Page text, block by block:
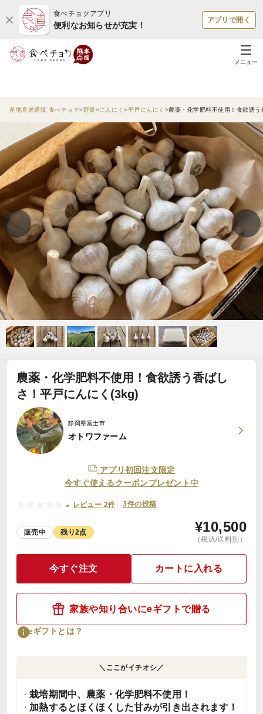
食べチョクアプリ
便利なお知らせが充実！
アプリで開く
メニュー
産地直送通販 食べチョク 野菜 にんにく 平戸にんにく 農薬・化学肥料不使用！食欲誘
農薬・化学肥料不使用！食欲誘う香ばし
さ！平戸にんにく(3kg)
静岡県富士市
オトワファーム
アプリ初回注文限定
今すぐ使えるクーポンプレゼント中
- レビュー 2件 3件の投稿
販売中 残り2点 ¥10,500
（税込/送料別）
今すぐ注文 カートに入れる
家族や知り合いにeギフトで贈る
eギフトとは？
＼ここがイチオシ／
栽培期間中、農薬・化学肥料不使用！
加熱するとほくほくした甘みが引き出されます！